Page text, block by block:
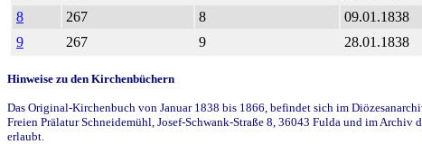
8
267 8 09.01.1838
9
267 9 28.01.1838
Hinweise zu den Kirchenbüchern
Das Original-Kirchenbuch von Januar 1838 bis 1866, befindet sich im
Freien Prälatur Schneidemühl, Josef-Schwank-Straße 8, 36043 Fulda und im
erlaubt.